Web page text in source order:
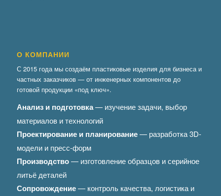
О КОМПАНИИ
С 2015 года мы создаём пластиковые изделия для бизнеса и
частных заказчиков — от инженерных компонентов до
готовой продукции «под ключ».
Анализ и подготовка— изучение задачи, выбор
материалов и технологий
Проектирование и планирование— разработка 3D-
модели и пресс-форм
Производство— изготовление образцов и серийное
литьё деталей
Сопровождение— контроль качества, логистика и